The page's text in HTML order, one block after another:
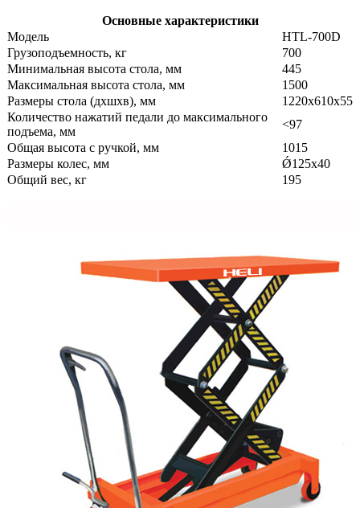
Основные характеристики
Модель
HTL-700D
Грузоподъемность, кг
700
Минимальная высота стола, мм
445
Максимальная высота стола, мм
1500
Размеры стола (дхшхв), мм
1220x610x55
Количество нажатий педали до максимального
подъема, мм
<97
Общая высота с ручкой, мм
1015
Размеры колес, мм
Ǿ125х40
Общий вес, кг
195